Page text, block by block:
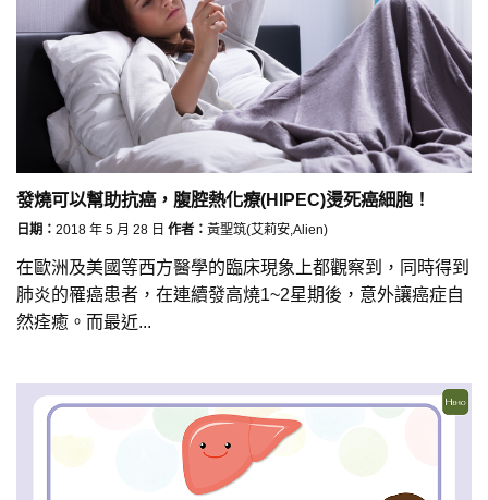
發燒可以幫助抗癌，腹腔熱化療(HIPEC)燙死癌細胞！
日期： 2018 年 5 月 28 日 作者： 黃聖筑(艾莉安,Alien)
在歐洲及美國等西方醫學的臨床現象上都觀察到，同時得到
肺炎的罹癌患者，在連續發高燒1~2星期後，意外讓癌症自
然痊癒。而最近...